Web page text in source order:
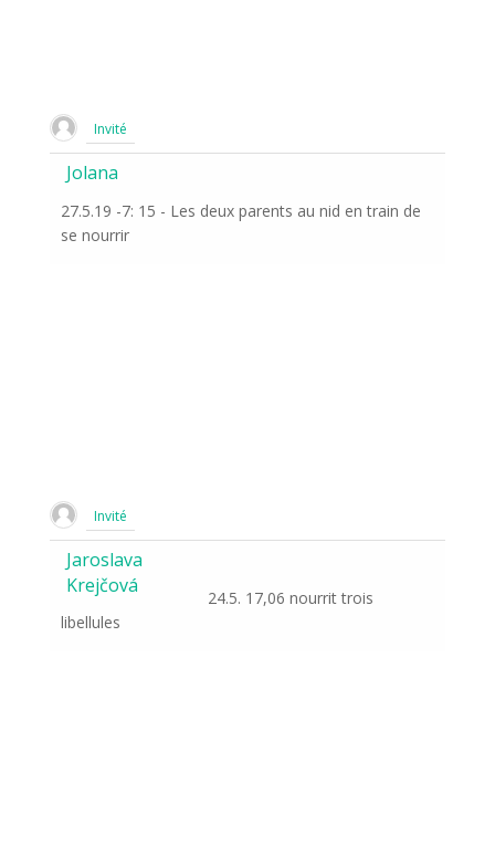
Invité
Jolana
27.5.19 -7: 15 - Les deux parents au nid en train de
se nourrir
Invité
Jaroslava
Krejčová
24.5. 17,06 nourrit trois
libellules